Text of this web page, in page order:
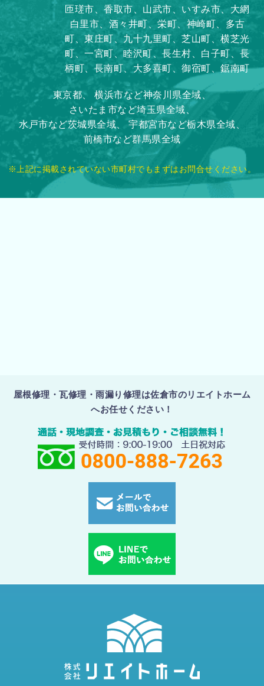
匝瑳市、香取市、山武市、いすみ市、大網
白里市、酒々井町、栄町、神崎町、多古
町、東庄町、九十九里町、芝山町、横芝光
町、一宮町、睦沢町、長生村、白子町、長
柄町、長南町、大多喜町、御宿町、鋸南町
東京都、
横浜市など神奈川県全域、
さいたま市など埼玉県全域、
水戸市など茨城県全域、
宇都宮市など栃木県全域、
前橋市など群馬県全域
※上記に掲載されていない市町村でもまずはお問合せください。
屋根修理・瓦修理・雨漏り修理は佐倉市のリエイトホーム
へお任せください！